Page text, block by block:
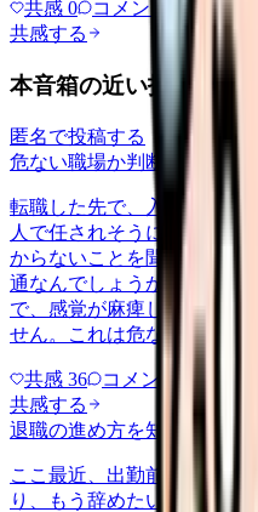
共感 0 コメント
0
共感する
本音箱の近い投稿
匿名で投稿する
危ない職場か判断してほしい
転職した先で、入職して二
人で任されそうになってい
からないことを聞ける相手
通なんでしょうか。 前の職
で、感覚が麻痺しているの
せん。これは危ない環境な
共感 36 コメント
共感する
退職の進め方を知りたい
ここ最近、出勤前になると
り、もう辞めたいと毎朝思